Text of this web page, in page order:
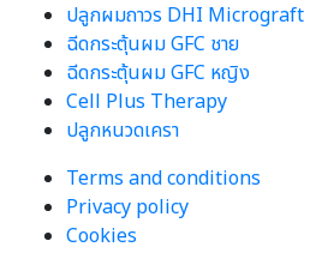
ปลูกผมถาวร DHI Micrograft
ฉีดกระตุ้นผม GFC ชาย
ฉีดกระตุ้นผม GFC หญิง
Cell Plus Therapy
ปลูกหนวดเครา
Terms and conditions
Privacy policy
Cookies